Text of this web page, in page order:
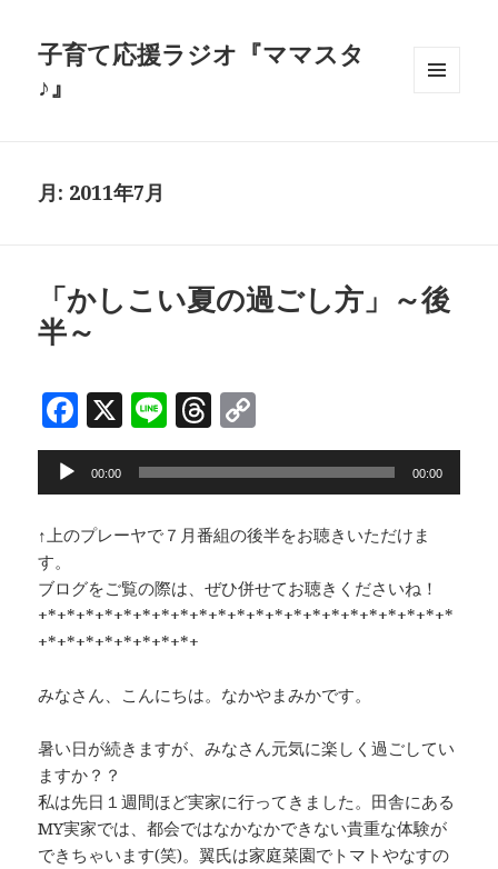
子育て応援ラジオ『ママスタ
♪』
月: 2011年7月
「かしこい夏の過ごし方」～後
半～
F
a
c
e
b
o
o
k
X Li
n
e
T
h
r
e
a
d
s
o
p
y
Li
n
k
声
レ
ー
ヤ
ー
00:00 00:00
↑上のプレーヤで７月番組の後半をお聴きいただけま
す。
ブログをご覧の際は、ぜひ併せてお聴きくださいね！
+*+*+*+*+*+*+*+*+*+*+*+*+*+*+*+*+*+*+*+*+*+*
+*+*+*+*+*+*+*+*+
みなさん、こんにちは。なかやまみかです。
暑い日が続きますが、みなさん元気に楽しく過ごしてい
ますか？？
私は先日１週間ほど実家に行ってきました。田舎にある
MY実家では、都会ではなかなかできない貴重な体験が
できちゃいます(笑)。翼氏は家庭菜園でトマトやなすの